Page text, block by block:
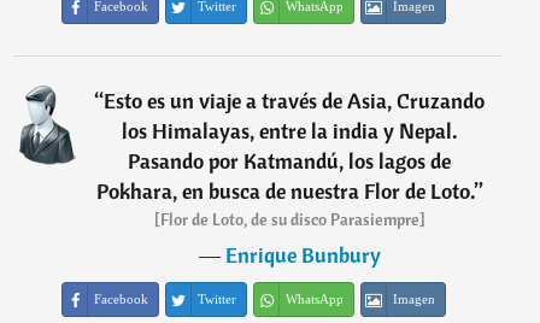
Facebook Twitter WhatsApp Imagen
“Esto es un viaje a través de Asia, Cruzando
los Himalayas, entre la india y Nepal.
Pasando por Katmandú, los lagos de
Pokhara, en busca de nuestra Flor de Loto.”
[Flor de Loto, de su disco Parasiempre]
―Enrique Bunbury
Facebook Twitter WhatsApp Imagen